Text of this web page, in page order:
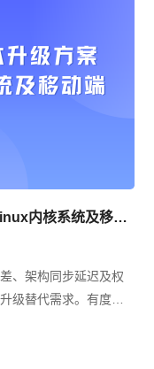
腾讯通RTX低成本升级方案，支持Linux内核系统及移动端
、架构同步延迟及权
级替代需求。有度即